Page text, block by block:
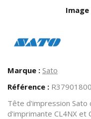
Marque : Sato
Référence : R37901800
Tête d'impression Sato
d'imprimante CL4NX et